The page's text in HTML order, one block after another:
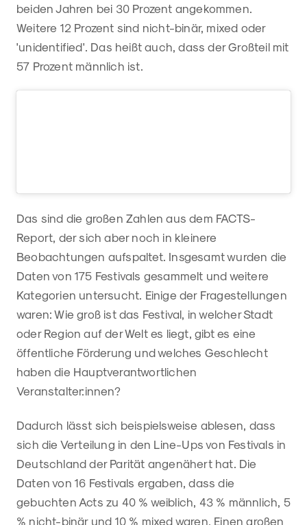
beiden Jahren bei 30 Prozent angekommen.
Weitere 12 Prozent sind nicht-binär, mixed oder
'unidentified'. Das heißt auch, dass der Großteil mit
57 Prozent männlich ist.
Das sind die großen Zahlen aus dem FACTS-
Report, der sich aber noch in kleinere
Beobachtungen aufspaltet. Insgesamt wurden die
Daten von 175 Festivals gesammelt und weitere
Kategorien untersucht. Einige der Fragestellungen
waren: Wie groß ist das Festival, in welcher Stadt
oder Region auf der Welt es liegt, gibt es eine
öffentliche Förderung und welches Geschlecht
haben die Hauptverantwortlichen
Veranstalter:innen?
Dadurch lässt sich beispielsweise ablesen, dass
sich die Verteilung in den Line-Ups von Festivals in
Deutschland der Parität angenähert hat. Die
Daten von 16 Festivals ergaben, dass die
gebuchten Acts zu 40 % weiblich, 43 % männlich, 5
% nicht-binär und 10 % mixed waren. Einen großen